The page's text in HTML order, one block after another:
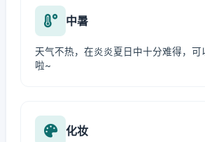
中暑
天气不热，在炎炎夏日中十分难得，可
啦~
化妆